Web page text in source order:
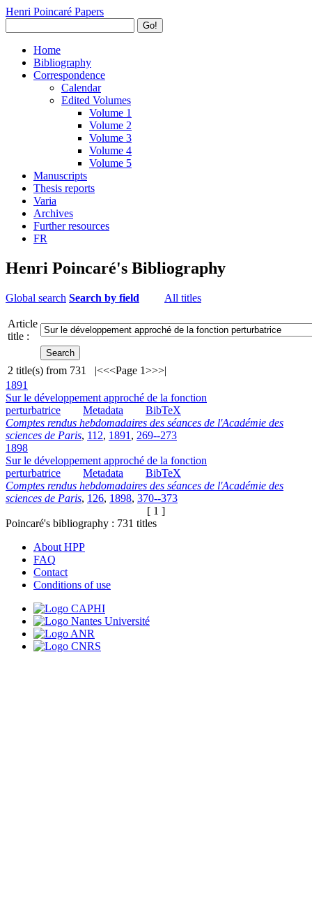
Henri Poincaré Papers
Go!
Home
Bibliography
Correspondence
Calendar
Edited Volumes
Volume 1
Volume 2
Volume 3
Volume 4
Volume 5
Manuscripts
Thesis reports
Varia
Archives
Further resources
FR
Henri Poincaré's Bibliography
Global search Search by field All titles
Article
title :
2 title(s) from 731 |<<<Page 1>>>|
1891
Sur le développement approché de la fonction
perturbatrice
Metadata
BibTeX
Comptes rendus hebdomadaires des séances de l'Académie des
sciences de Paris, 112, 1891 , 269--273
1898
Sur le développement approché de la fonction
perturbatrice
Metadata
BibTeX
Comptes rendus hebdomadaires des séances de l'Académie des
sciences de Paris, 126, 1898, 370--373
[ 1 ]
Poincaré's bibliography : 731 titles
About HPP
FAQ
Contact
Conditions of use